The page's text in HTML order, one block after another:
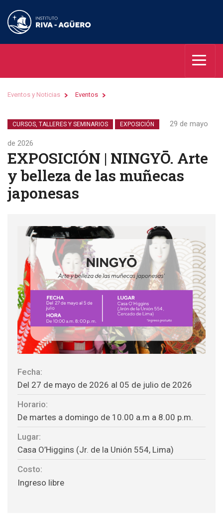
Eventos y Noticias Eventos
CURSOS, TALLERES Y SEMINARIOS EXPOSICIÓN 29 de mayo
de 2026
EXPOSICIÓN | NINGYŌ. Arte
y belleza de las muñecas
japonesas
Fecha:
Del 27 de mayo de 2026 al 05 de julio de 2026
Horario:
De martes a domingo de 10.00 a.m a 8.00 p.m.
Lugar:
Casa O’Higgins (Jr. de la Unión 554, Lima)
Costo:
Ingreso libre